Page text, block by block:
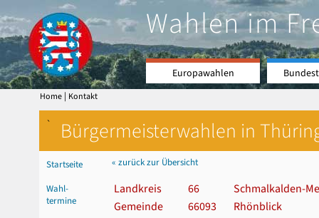
Wahlen im
Europawahlen
Home | Kontakt
` Bürgermeisterwahlen in
Startseite
Wahl-
termine
« zurück zur Übersicht
Landkreis 66
Schmalkalden-
Gemeinde
66093 Rhönblick